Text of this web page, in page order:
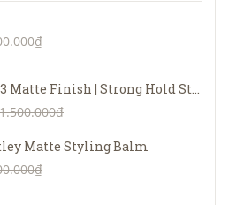
Patricks M3 Matte Finish | Strong Hold Styling Product – 75g
1.500.000₫
Matte Styling Balm